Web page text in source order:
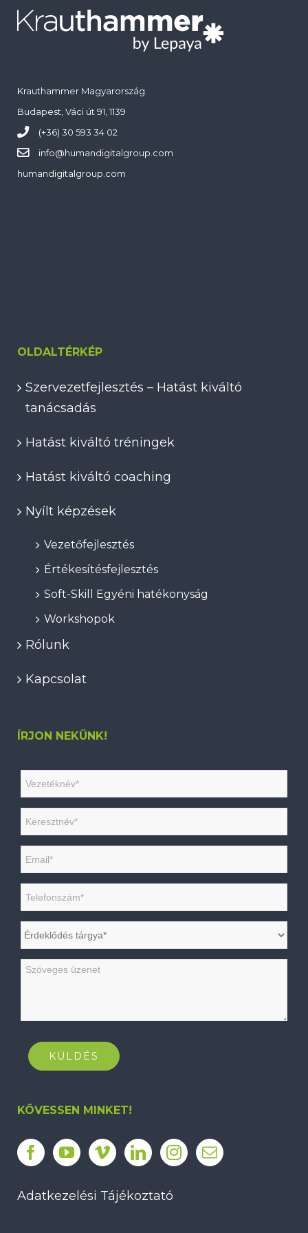
Krauthammer Magyarország
Budapest, Váci út 91, 1139
(+36) 30 593 34 02
info@humandigitalgroup.com
humandigitalgroup.com
OLDALTÉRKÉP
Szervezetfejlesztés – Hatást kiváltó
tanácsadás
Hatást kiváltó tréningek
Hatást kiváltó coaching
Nyílt képzések
Vezetőfejlesztés
Értékesítésfejlesztés
Soft-Skill Egyéni hatékonyság
Workshopok
Rólunk
Kapcsolat
ÍRJON NEKÜNK!
KÖVESSEN MINKET!
Adatkezelési Tájékoztató